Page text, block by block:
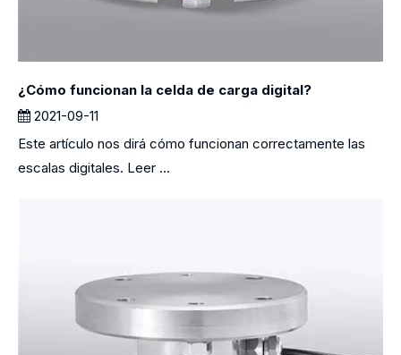
¿Cómo funcionan la celda de carga digital?
2021-09-11
Este artículo nos dirá cómo funcionan correctamente las
escalas digitales. Leer ...